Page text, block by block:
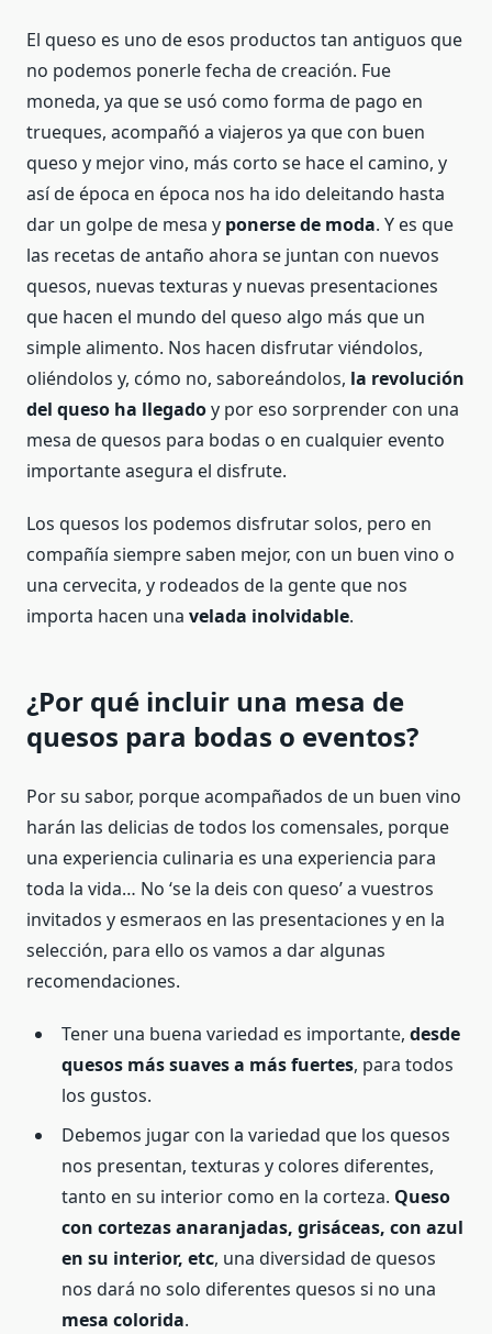
El queso es uno de esos productos tan antiguos que
no podemos ponerle fecha de creación. Fue
moneda, ya que se usó como forma de pago en
trueques, acompañó a viajeros ya que con buen
queso y mejor vino, más corto se hace el camino, y
así de época en época nos ha ido deleitando hasta
dar un golpe de mesa y ponerse de moda. Y es que
las recetas de antaño ahora se juntan con nuevos
quesos, nuevas texturas y nuevas presentaciones
que hacen el mundo del queso algo más que un
simple alimento. Nos hacen disfrutar viéndolos,
oliéndolos y, cómo no, saboreándolos, la revolución
del queso ha llegadoy por eso sorprender con una
mesa de quesos para bodas o en cualquier evento
importante asegura el disfrute.
Los quesos los podemos disfrutar solos, pero en
compañía siempre saben mejor, con un buen vino o
una cervecita, y rodeados de la gente que nos
importa hacen una velada inolvidable.
¿Por qué incluir una mesa de
quesos para bodas o eventos?
Por su sabor, porque acompañados de un buen vino
harán las delicias de todos los comensales, porque
una experiencia culinaria es una experiencia para
toda la vida… No ‘se la deis con queso’ a vuestros
invitados y esmeraos en las presentaciones y en la
selección, para ello os vamos a dar algunas
recomendaciones.
Tener una buena variedad es importante, desde
quesos más suaves a más fuertes, para todos
los gustos.
Debemos jugar con la variedad que los quesos
nos presentan, texturas y colores diferentes,
tanto en su interior como en la corteza. Queso
con cortezas anaranjadas, grisáceas, con azul
en su interior, etc, una diversidad de quesos
nos dará no solo diferentes quesos si no una
mesa colorida.